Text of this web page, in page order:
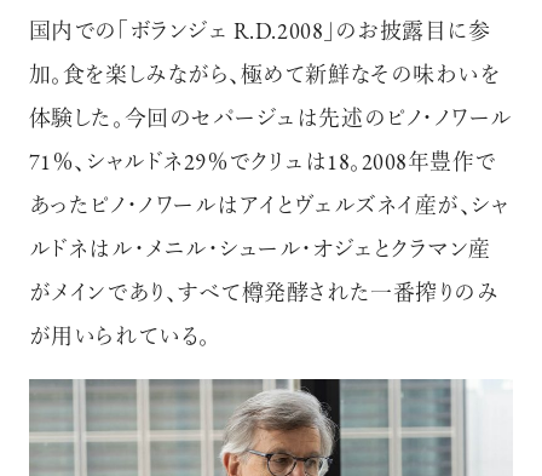
国内での「ボランジェ R.D.2008」のお披露目に参
加。食を楽しみながら、極めて新鮮なその味わいを
体験した。今回のセパージュは先述のピノ・ノワール
71％、シャルドネ29％でクリュは18。2008年豊作で
あったピノ・ノワールはアイとヴェルズネイ産が、シャ
ルドネはル・メニル・シュール・オジェとクラマン産
がメインであり、すべて樽発酵された一番搾りのみ
が用いられている。